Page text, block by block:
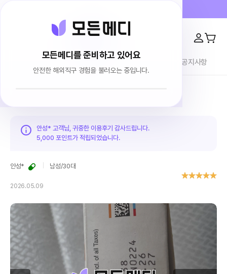
모든메디를 준비하고 있어요
안전한 해외직구 경험을 불러오는 중입니다.
이용후기 브랜드소개 공지사항
안성* 고객님, 귀중한 이용후기 감사드립니다.
5,000 포인트가 적립되었습니다.
안성* 남성/30대
2026.05.09